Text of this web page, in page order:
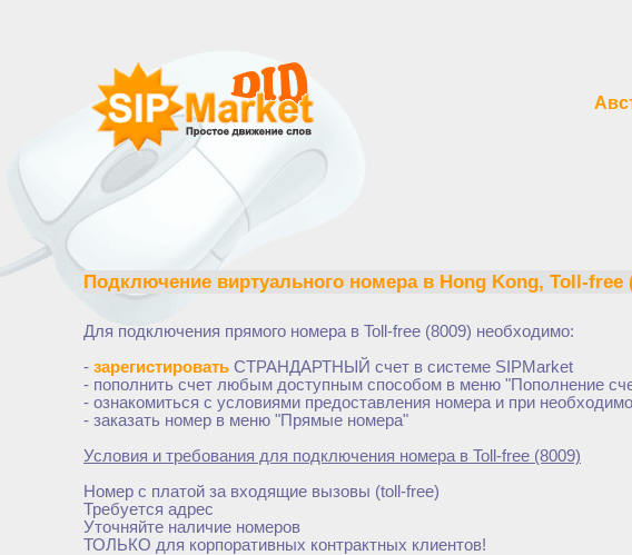
Подключение виртуального номера в Hong Kong, Toll-free
Для подключения прямого номера в Toll-free (8009) необходимо:
- зарегистировать СТРАНДАРТНЫЙ счет в системе SIPMarket
- пополнить счет любым доступным способом в меню "Пополнение
- ознакомиться с условиями предоставления номера и при
- заказать номер в меню "Прямые номера"
Условия и требования для подключения номера в Toll-free (8009)
Номер с платой за входящие вызовы (toll-free)
Требуется адрес
Уточняйте наличие номеров
ТОЛЬКО для корпоративных контрактных клиентов!